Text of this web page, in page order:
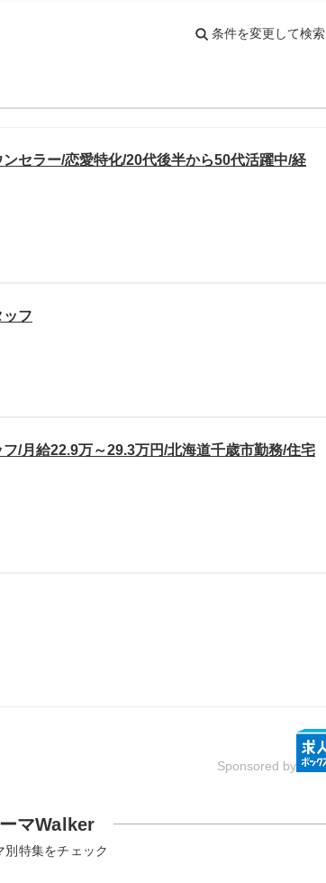
条件を変更して検索
セラー/恋愛特化/20代後半から50代活躍中/経
フ
/月給22.9万～29.3万円/北海道千歳市勤務/住宅
Sponsored by
マWalker
別特集をチェック